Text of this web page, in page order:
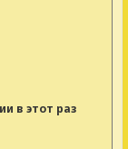
в этот раз